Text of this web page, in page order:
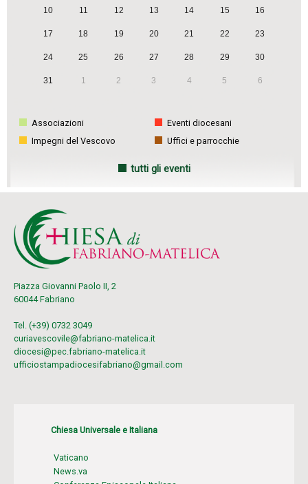
10 11 12 13 14 15 16
17 18 19 20 21 22 23
24 25 26 27 28 29 30
31 1 2 3 4 5 6
Associazioni
Eventi diocesani
Impegni del Vescovo
Uffici e parrocchie
tutti gli eventi
Piazza Giovanni Paolo II, 2
60044 Fabriano
Tel. (+39) 0732 3049
curiavescovile@fabriano-matelica.it
diocesi@pec.fabriano-matelica.it
ufficiostampadiocesifabriano@gmail.com
Chiesa Universale e Italiana
Vaticano
News.va